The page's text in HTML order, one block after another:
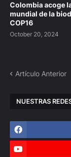
Colombia acoge
mundial de la
COP16
October 20, 2024
Artículo Anterior
NUESTRAS